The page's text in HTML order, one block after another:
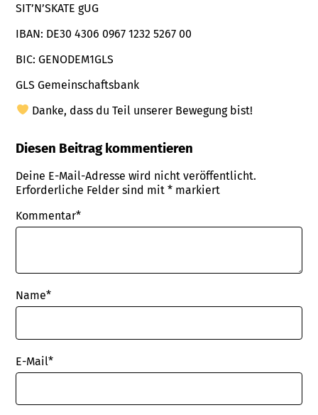
SIT’N’SKATE gUG
IBAN: DE30 4306 0967 1232 5267 00
BIC: GENODEM1GLS
GLS Gemeinschaftsbank
Danke, dass du Teil unserer Bewegung bist!
Diesen Beitrag kommentieren
Deine E-Mail-Adresse wird nicht veröffentlicht.
Erforderliche Felder sind mit* markiert
Kommentar*
Name*
E-Mail*